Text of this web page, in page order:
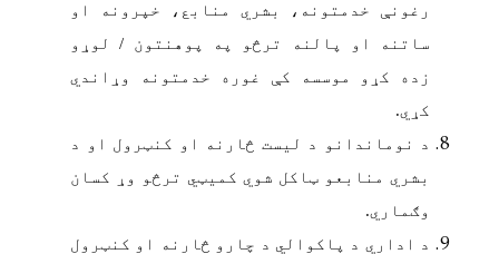
رغونې خدمتونه، بشري منابع، خپرونه او
ساتنه او پالنه ترڅو په پوهنتون / لوړو
زده کړو موسسه کې غوره خدمتونه وړاندي
کړي.
د نوماندانو د لیست څارنه او کنټرول او د
بشري منابعو ټاکل شوي کمیټي ترڅو وړ کسان
وګماري.
د اداري د پاکوالي د چارو څارنه او کنټرول